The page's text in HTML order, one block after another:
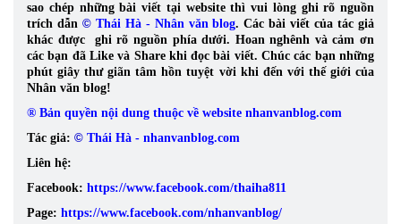
sao chép những bài viết tại website thì vui lòng ghi rõ nguồn
trích dẫn © Thái Hà - Nhân văn blog. Các bài viết của tác giả
khác được ghi rõ nguồn phía dưới. Hoan nghênh và cảm ơn
các bạn đã Like và Share khi đọc bài viết. Chúc các bạn những
phút giây thư giãn tâm hồn tuyệt vời khi đến với thế giới của
Nhân văn blog!
® Bản quyền nội dung thuộc về website nhanvanblog.com
Tác giả: © Thái Hà - nhanvanblog.com
Liên hệ:
Facebook: https://www.facebook.com/thaiha811
Page: https://www.facebook.com/nhanvanblog/